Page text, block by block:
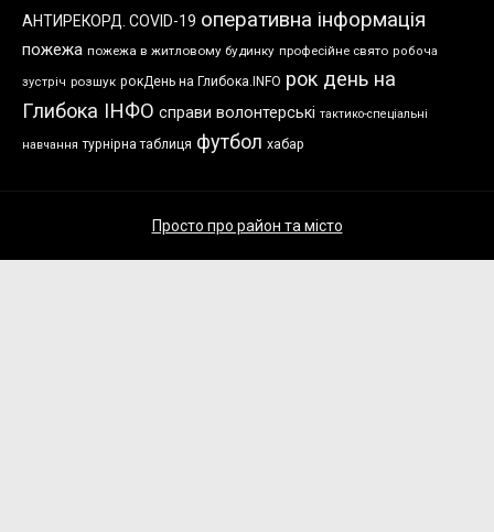
АНТИРЕКОРД. COVID-19 оперативна інформація
пожежа пожежа в житловому будинку професійне свято робоча
зустріч розшук рокДень на Глибока.INFO рок день на
Глибока ІНФО справи волонтерські тактико-спеціальні
навчання турнірна таблиця футбол хабар
Просто про район та місто